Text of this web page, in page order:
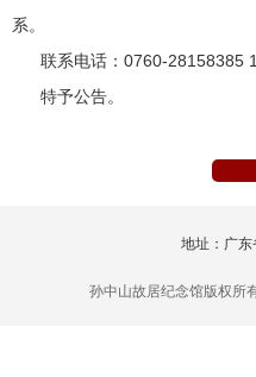
系。
联系电话：0760-28158385
特予公告。
地址：广
孙中山故居纪念馆版权所